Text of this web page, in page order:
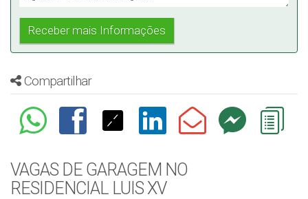
Compartilhar
VAGAS DE GARAGEM NO
RESIDENCIAL LUIS XV